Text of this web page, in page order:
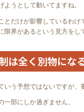
うとして動いてますね。
とだけが影響しているわ
界があるという見方をし
は全く別物にな
いう予想ではないですが、
部にしか過ぎません。